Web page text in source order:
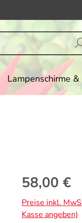
Lampenschirme &
Regulärer Preis:
58,00 €
Preise inkl.
Kasse angeben)